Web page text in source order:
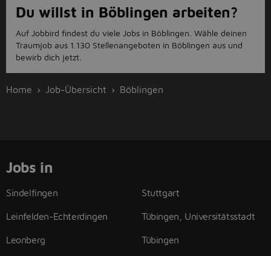
Du willst in Böblingen arbeiten?
Auf Jobbird findest du viele Jobs in Böblingen. Wähle deinen
Traumjob aus 1.130 Stellenangeboten in Böblingen aus und
bewirb dich jetzt.
Home Job-Übersicht Böblingen
Jobs in
Sindelfingen
Leinfelden-Echterdingen
Leonberg
Stuttgart
Tübingen, Universitätsstadt
Tübingen